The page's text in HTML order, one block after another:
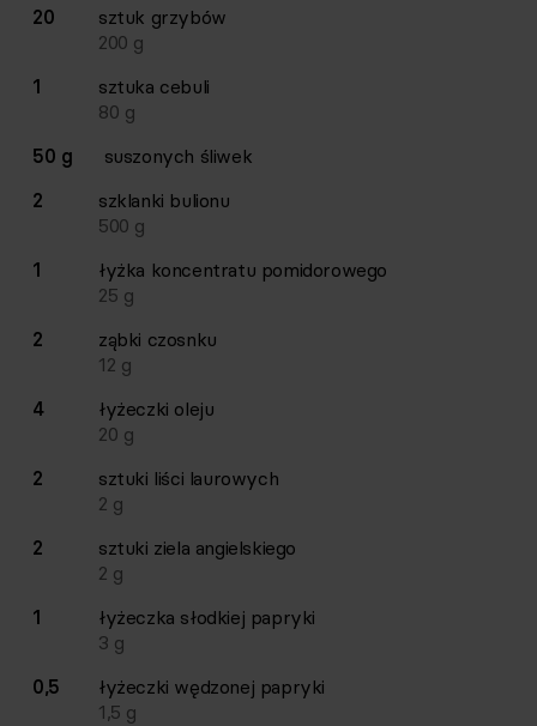
20
sztuk grzybów
200 g
1
sztuka cebuli
80 g
50 g
suszonych śliwek
2
szklanki bulionu
500 g
1
łyżka koncentratu pomidorowego
25 g
2
ząbki czosnku
12 g
4
łyżeczki oleju
20 g
2
sztuki liści laurowych
2 g
2
sztuki ziela angielskiego
2 g
1
łyżeczka słodkiej papryki
3 g
0,5
łyżeczki wędzonej papryki
1,5 g